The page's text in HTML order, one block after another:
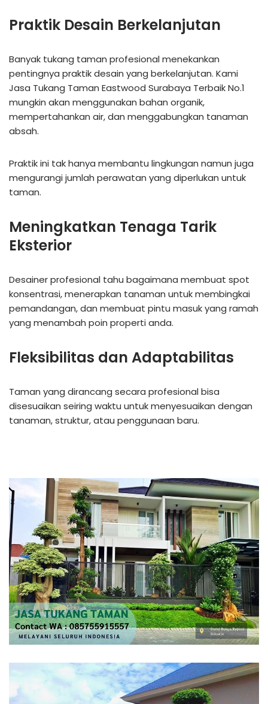
Praktik Desain Berkelanjutan
Banyak tukang taman profesional menekankan
pentingnya praktik desain yang berkelanjutan. Kami
Jasa Tukang Taman Eastwood Surabaya Terbaik No.1
mungkin akan menggunakan bahan organik,
mempertahankan air, dan menggabungkan tanaman
absah.
Praktik ini tak hanya membantu lingkungan namun juga
mengurangi jumlah perawatan yang diperlukan untuk
taman.
Meningkatkan Tenaga Tarik
Eksterior
Desainer profesional tahu bagaimana membuat spot
konsentrasi, menerapkan tanaman untuk membingkai
pemandangan, dan membuat pintu masuk yang ramah
yang menambah poin properti anda.
Fleksibilitas dan Adaptabilitas
Taman yang dirancang secara profesional bisa
disesuaikan seiring waktu untuk menyesuaikan dengan
tanaman, struktur, atau penggunaan baru.